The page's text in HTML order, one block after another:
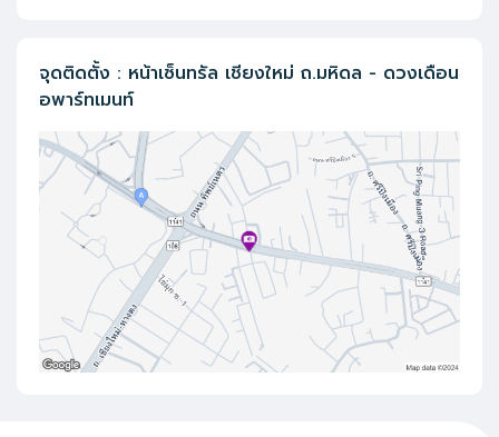
จุดติดตั้ง : หน้าเซ็นทรัล เชียงใหม่ ถ.มหิดล - ดวงเดือน
อพาร์ทเมนท์